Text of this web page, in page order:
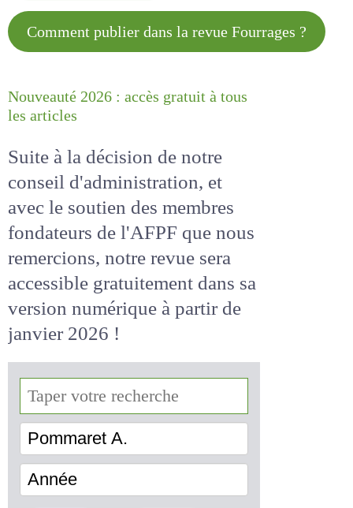
Comment publier dans la revue
Nouveauté 2026 : accès gratuit à
Suite à la décision de notre
conseil d'administration, et
avec le soutien des membres
fondateurs de l'AFPF que nous
remercions, notre revue sera
accessiblegratuitementdans
sa version numérique
de janvier 2026 !
Pommaret A.